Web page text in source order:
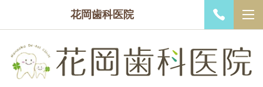
花岡歯科医院